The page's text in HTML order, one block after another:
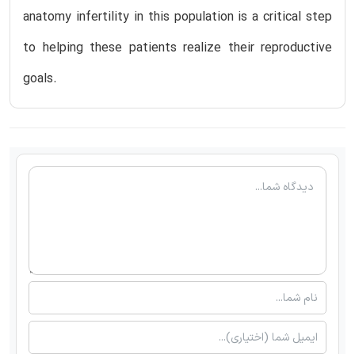
anatomy infertility in this population is a critical step
to helping these patients realize their reproductive
goals.